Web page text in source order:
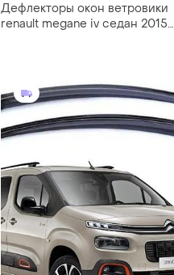
Дефлекторы окон ветровики
renault megane iv седан 2015->